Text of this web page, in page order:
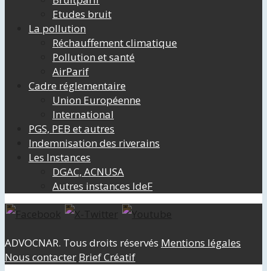
Etudes bruit
La pollution
Réchauffement climatique
Pollution et santé
AirParif
Cadre réglementaire
Union Européenne
International
PGS, PEB et autres
Indemnisation des riverains
Les Instances
DGAC, ACNUSA
Autres instances IdeF
ADVOCNAR. Tous droits réservés Mentions légales
Nous contacter Brief Créatif